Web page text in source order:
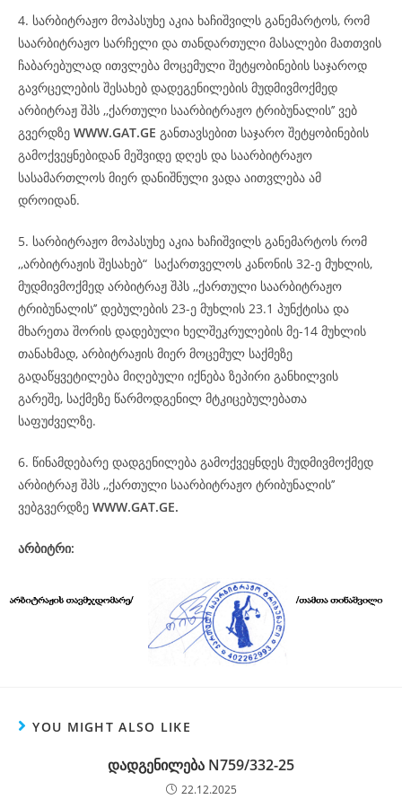
4. სარბიტრაჟო მოპასუხე აკია ხაჩიშვილს განემარტოს, რომ
საარბიტრაჟო სარჩელი და თანდართული მასალები მათთვის
ჩაბარებულად ითვლება მოცემული შეტყობინების საჯაროდ
გავრცელების შესახებ დადეგენილების მუდმივმოქმედ
არბიტრაჟ შპს ,,ქართული საარბიტრაჟო ტრიბუნალის’’ ვებ
გვერდზე WWW.GAT.GE განთავსებით საჯარო შეტყობინების
გამოქვეყნებიდან მეშვიდე დღეს და საარბიტრაჟო
სასამართლოს მიერ დანიშნული ვადა აითვლება ამ
დროიდან.
5. სარბიტრაჟო მოპასუხე აკია ხაჩიშვილს განემარტოს რომ
,,არბიტრაჟის შესახებ“ საქართველოს კანონის 32-ე მუხლის,
მუდმივმოქმედ არბიტრაჟ შპს ,,ქართული საარბიტრაჟო
ტრიბუნალის’’ დებულების 23-ე მუხლის 23.1 პუნქტისა და
მხარეთა შორის დადებული ხელშეკრულების მე-14 მუხლის
თანახმად, არბიტრაჟის მიერ მოცემულ საქმეზე
გადაწყვეტილება მიღებული იქნება ზეპირი განხილვის
გარეშე, საქმეზე წარმოდგენილ მტკიცებულებათა
საფუძველზე.
6. წინამდებარე დადგენილება გამოქვეყნდეს მუდმივმოქმედ
არბიტრაჟ შპს ,,ქართული საარბიტრაჟო ტრიბუნალის’’
ვებგვერდზე WWW.GAT.GE.
არბიტრი:
YOU MIGHT ALSO LIKE
დადგენილება N759/332-25
22.12.2025